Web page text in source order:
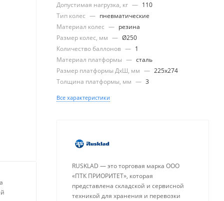
Допустимая нагрузка, кг — 110
Тип колес — пневматические
Материал колес — резина
Размер колес, мм — Ø250
Количество баллонов — 1
Материал платформы — сталь
Размер платформы ДхШ, мм — 225x274
Толщина платформы, мм — 3
Все характеристики
RUSKLAD — это торговая марка ООО
«ПТК ПРИОРИТЕТ», которая
представлена складской и сервисной
техникой для хранения и перевозки